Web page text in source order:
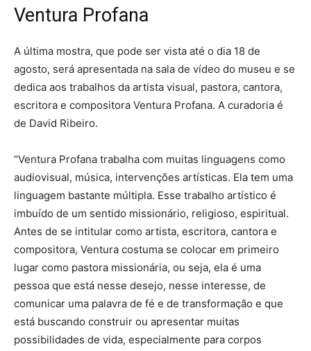
Ventura Profana
A última mostra, que pode ser vista até o dia 18 de
agosto, será apresentada na sala de vídeo do museu e se
dedica aos trabalhos da artista visual, pastora, cantora,
escritora e compositora Ventura Profana. A curadoria é
de David Ribeiro.
“Ventura Profana trabalha com muitas linguagens como
audiovisual, música, intervenções artísticas. Ela tem uma
linguagem bastante múltipla. Esse trabalho artístico é
imbuído de um sentido missionário, religioso, espiritual.
Antes de se intitular como artista, escritora, cantora e
compositora, Ventura costuma se colocar em primeiro
lugar como pastora missionária, ou seja, ela é uma
pessoa que está nesse desejo, nesse interesse, de
comunicar uma palavra de fé e de transformação e que
está buscando construir ou apresentar muitas
possibilidades de vida, especialmente para corpos